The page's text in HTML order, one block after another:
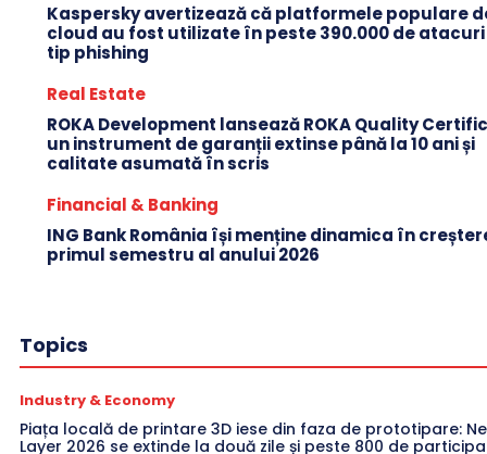
Kaspersky avertizează că platformele populare
cloud au fost utilizate în peste 390.000 de
tip phishing
Real Estate
ROKA Development lansează ROKA Quality
un instrument de garanții extinse până la 10 ani și
calitate asumată în scris
Financial & Banking
ING Bank România își menține dinamica în
primul semestru al anului 2026
Topics
Industry & Economy
Piața locală de printare 3D iese din faza de prototipare:
Layer 2026 se extinde la două zile și peste 800 de